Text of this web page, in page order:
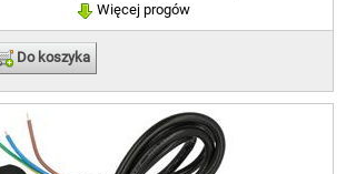
Więcej progów
Do koszyka